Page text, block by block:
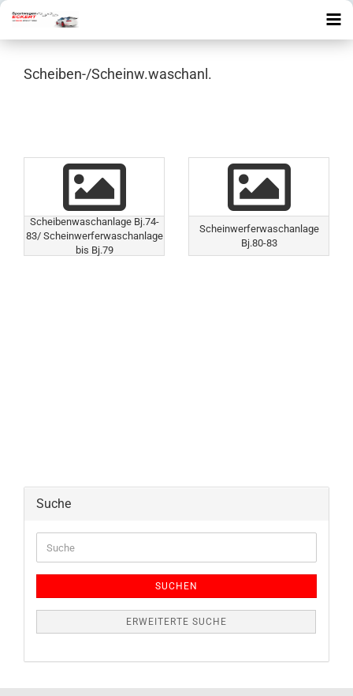
Scheiben-/Scheinw.waschanl.
Scheibenwaschanlage Bj.74-
83/ Scheinwerferwaschanlage
bis Bj.79
Scheinwerferwaschanlage
Bj.80-83
Suche
SUCHEN
ERWEITERTE SUCHE